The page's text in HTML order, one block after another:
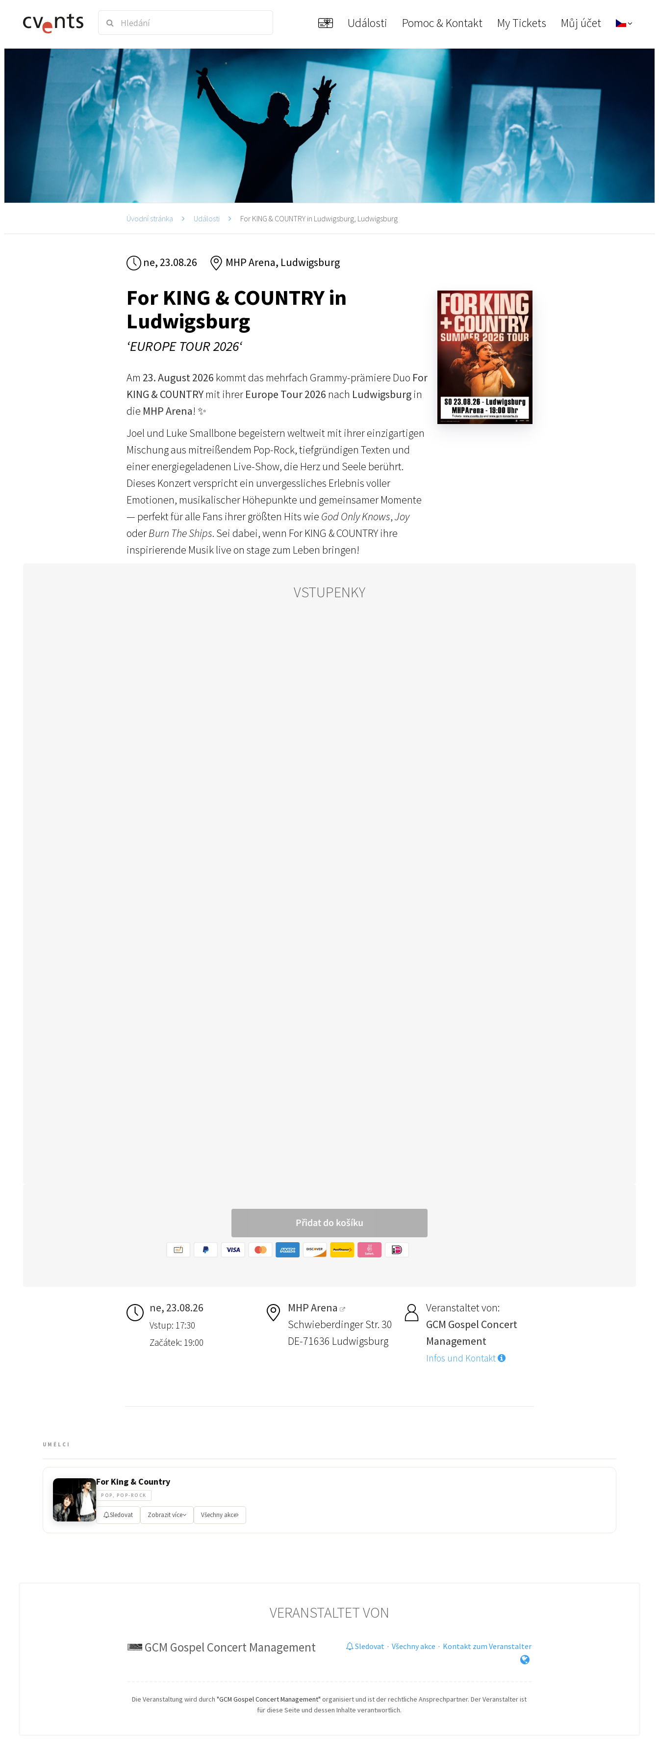
Události Pomoc & Kontakt My Tickets Můj účet
Úvodní stránka Události For KING & COUNTRY in Ludwigsburg, Ludwigsburg
ne, 23.08.26 MHP Arena, Ludwigsburg
For KING & COUNTRY in
Ludwigsburg
‘EUROPE TOUR 2026‘
Am 23. August 2026 kommt das mehrfach Grammy-prämiere Duo For
KING & COUNTRYmit ihrer Europe Tour 2026 nach Ludwigsburg in
die MHP Arena! ✨
Joel und Luke Smallbone begeistern weltweit mit ihrer einzigartigen
Mischung aus mitreißendem Pop-Rock, tiefgründigen Texten und
einer energiegeladenen Live-Show, die Herz und Seele berührt.
Dieses Konzert verspricht ein unvergessliches Erlebnis voller
Emotionen, musikalischer Höhepunkte und gemeinsamer Momente
— perfekt für alle Fans ihrer größten Hits wie God Only Knows,Joy
oderBurn The Ships. Sei dabei, wenn For KING & COUNTRY ihre
inspirierende Musik live on stage zum Leben bringen!
VSTUPENKY
ne, 23.08.26
Vstup: 17:30
Začátek: 19:00
MHP Arena
Schwieberdinger Str. 30
DE-71636 Ludwigsburg
Veranstaltet von:
GCM Gospel Concert
Management
Infos und Kontakt
UMĚLCI
For King & Country
POP, POP-ROCK
Sledovat Zobrazit více Všechny akce
VERANSTALTET VON
GCM Gospel Concert Management Sledovat · Všechny akce · Kontakt zum Veranstalter
Die Veranstaltung wird durch"GCM Gospel Concert Management" organisiert und ist der rechtliche Ansprechpartner. Der Veranstalter ist
für diese Seite und dessen Inhalte verantwortlich.